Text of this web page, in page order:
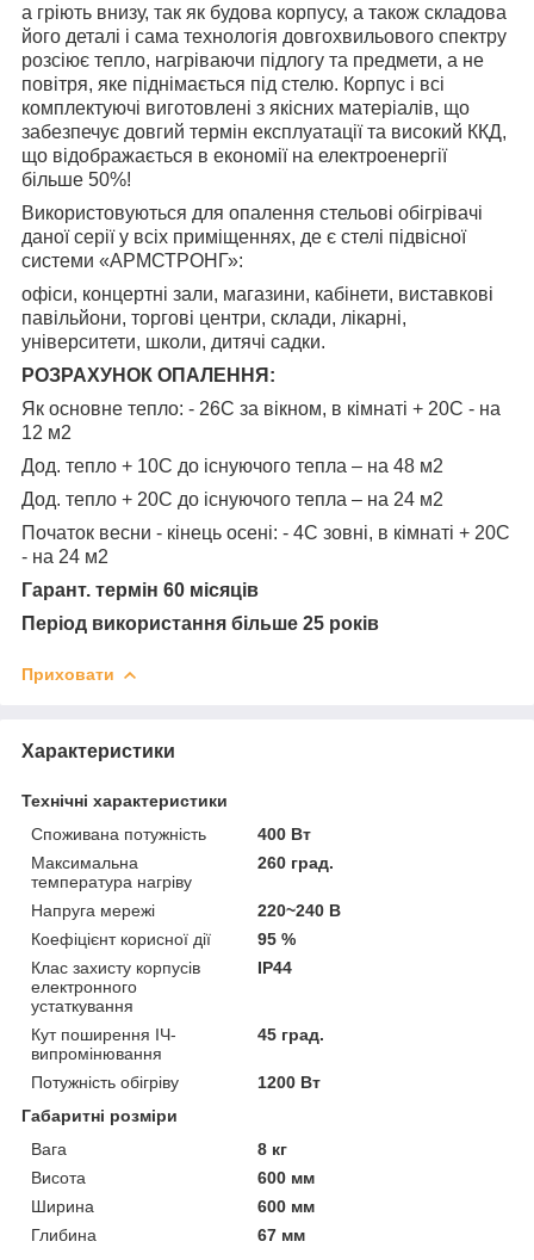
а гріють внизу, так як будова корпусу, а також складова
його деталі і сама технологія довгохвильового спектру
розсіює тепло, нагріваючи підлогу та предмети, а не
повітря, яке піднімається під стелю. Корпус і всі
комплектуючі виготовлені з якісних матеріалів, що
забезпечує довгий термін експлуатації та високий ККД,
що відображається в економії на електроенергії
більше 50%!
Використовуються для опалення стельові обігрівачі
даної серії у всіх приміщеннях, де є стелі підвісної
системи «АРМСТРОНГ»:
офіси, концертні зали, магазини, кабінети, виставкові
павільйони, торгові центри, склади, лікарні,
університети, школи, дитячі садки.
РОЗРАХУНОК ОПАЛЕННЯ:
Як основне тепло: - 26С за вікном, в кімнаті + 20С - на
12 м2
Дод. тепло + 10С до існуючого тепла – на 48 м2
Дод. тепло + 20С до існуючого тепла – на 24 м2
Початок весни - кінець осені: - 4С зовні, в кімнаті + 20С
- на 24 м2
Гарант. термін 60 місяців
Період використання більше 25 років
Приховати
Характеристики
Технічні характеристики
Споживана потужність
400 Вт
Максимальна
температура нагріву
260 град.
Напруга мережі
220~240 В
Коефіцієнт корисної дії
95 %
Клас захисту корпусів
електронного
устаткування
IP44
Кут поширення ІЧ-
випромінювання
45 град.
Потужність обігріву
1200 Вт
Габаритні розміри
Вага
8 кг
Висота
600 мм
Ширина
600 мм
Глибина
67 мм